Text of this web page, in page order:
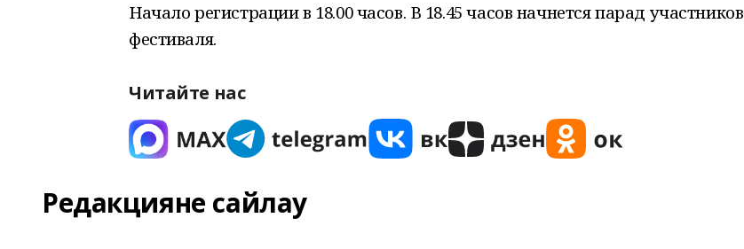
Начало регистрации в 18.00 часов. В 18.45 часов начнется парад участников
фестиваля.
Читайте нас
Редакцияне сайлау